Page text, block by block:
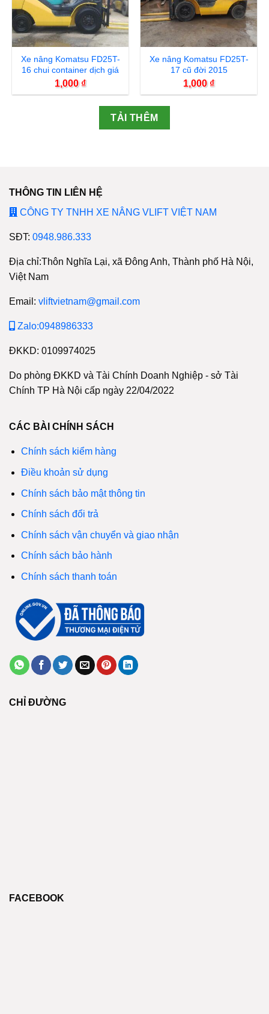
Xe nâng Komatsu FD25T-
16 chui container dịch giá
1,000 ₫
Xe nâng Komatsu FD25T-
17 cũ đời 2015
1,000 ₫
TẢI THÊM
THÔNG TIN LIÊN HỆ
CÔNG TY TNHH XE NÂNG VLIFT VIỆT NAM
SĐT: 0948.986.333
Địa chỉ:Thôn Nghĩa Lại, xã Đông Anh, Thành phố Hà Nội,
Việt Nam
Email: vliftvietnam@gmail.com
Zalo:0948986333
ĐKKD: 0109974025
Do phòng ĐKKD và Tài Chính Doanh Nghiệp - sở Tài
Chính TP Hà Nội cấp ngày 22/04/2022
CÁC BÀI CHÍNH SÁCH
Chính sách kiểm hàng
Điều khoản sử dụng
Chính sách bảo mật thông tin
Chính sách đổi trả
Chính sách vận chuyển và giao nhận
Chính sách bảo hành
Chính sách thanh toán
CHỈ ĐƯỜNG
FACEBOOK